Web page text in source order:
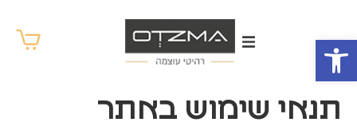
פתח סרגל נגישות
תנאי שימוש באתר